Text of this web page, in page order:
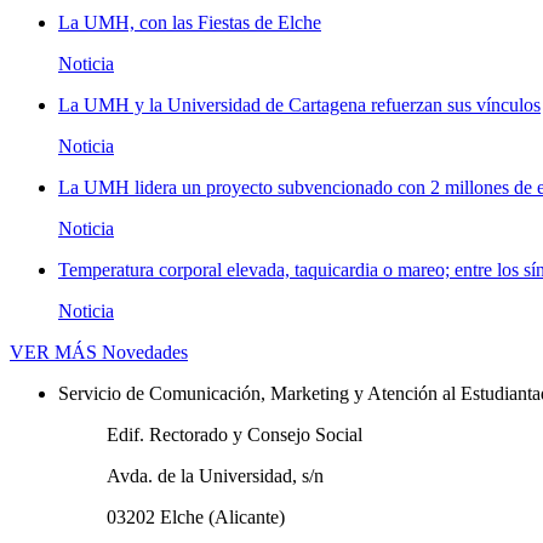
La UMH, con las Fiestas de Elche
Noticia
La UMH y la Universidad de Cartagena refuerzan sus vínculos
Noticia
La UMH lidera un proyecto subvencionado con 2 millones de
Noticia
Temperatura corporal elevada, taquicardia o mareo; entre los
Noticia
VER MÁS Novedades
Servicio de Comunicación, Marketing y Atención al
Edif. Rectorado y Consejo Social
Avda. de la Universidad, s/n
03202 Elche (Alicante)